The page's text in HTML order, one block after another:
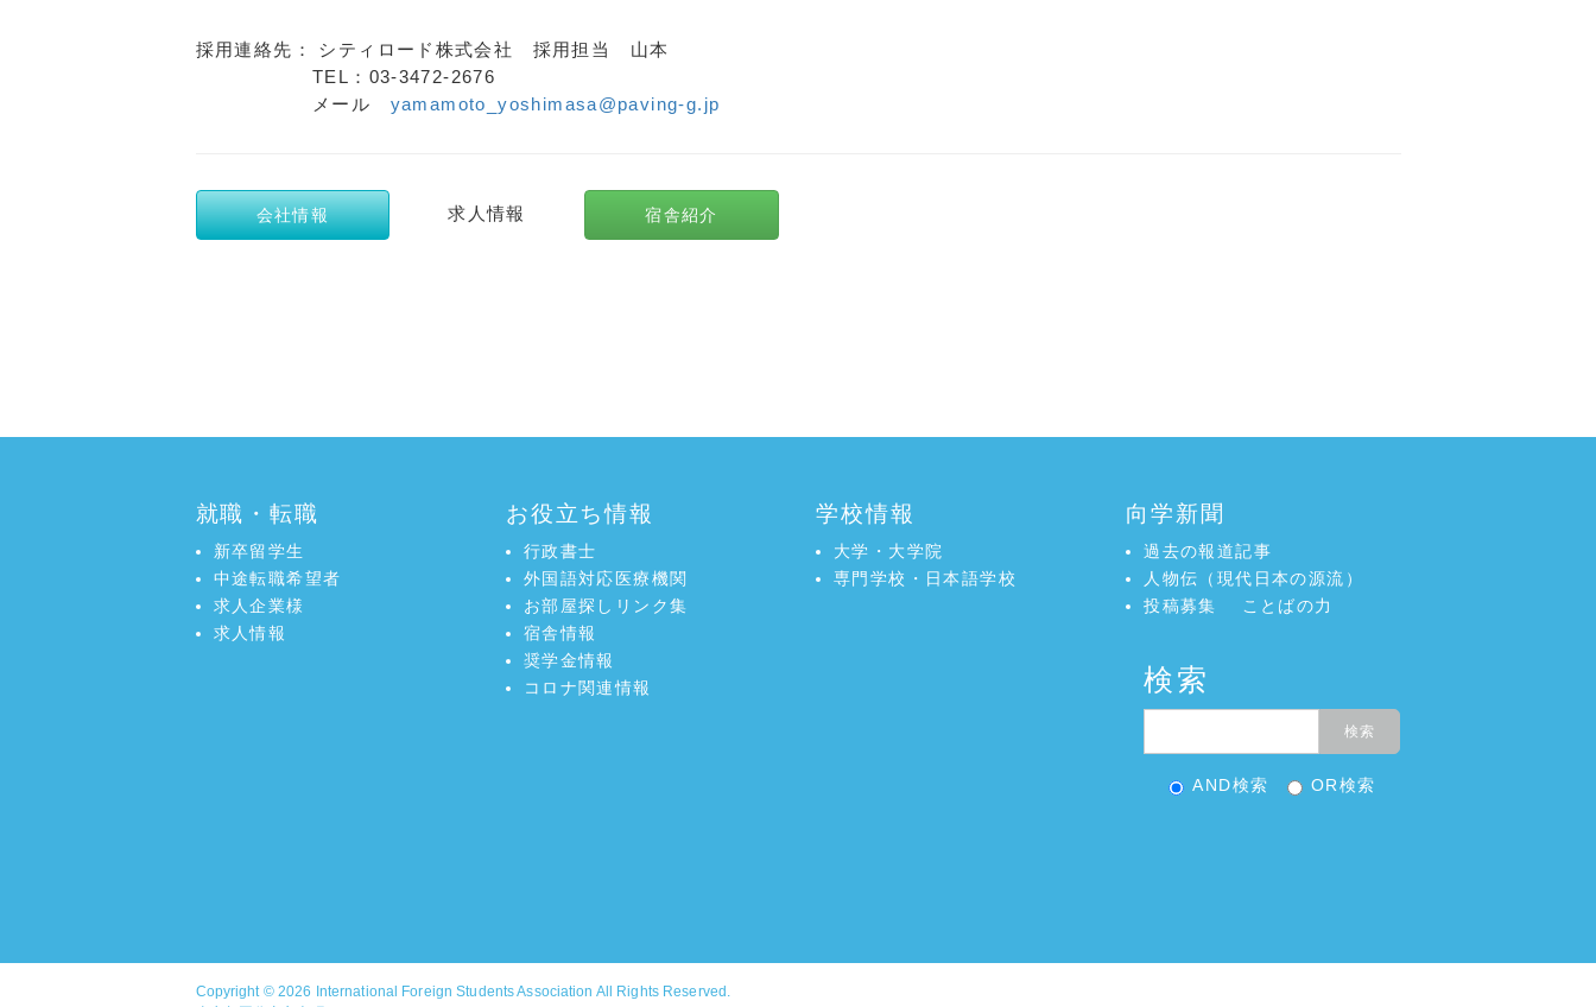
採用連絡先： シティロード株式会社 採用担当 山本
TEL：03-3472-2676
メール yamamoto_yoshimasa@paving-g.jp
会社情報 求人情報 宿舎紹介
就職・転職
新卒留学生
中途転職希望者
求人企業様
求人情報
お役立ち情報
行政書士
外国語対応医療機関
お部屋探しリンク集
宿舎情報
奨学金情報
コロナ関連情報
学校情報
大学・大学院
専門学校・日本語学校
向学新聞
過去の報道記事
人物伝（現代日本の源流）
投稿募集
ことばの力
検索
AND検索 OR検索
Copyright © 2026 International Foreign Students Association All Rights Reserved.